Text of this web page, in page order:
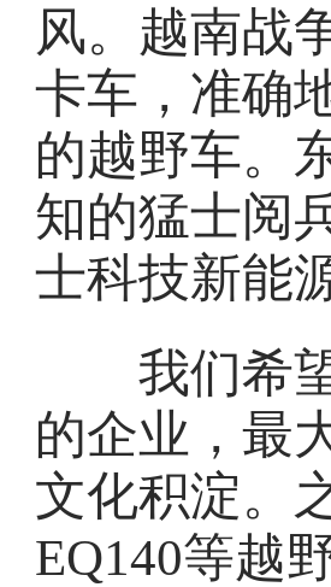
风。越南战
卡车，准确
的越野车。
知的猛士阅
士科技新能
我们希望
的企业，最
文化积淀。
EQ140等越